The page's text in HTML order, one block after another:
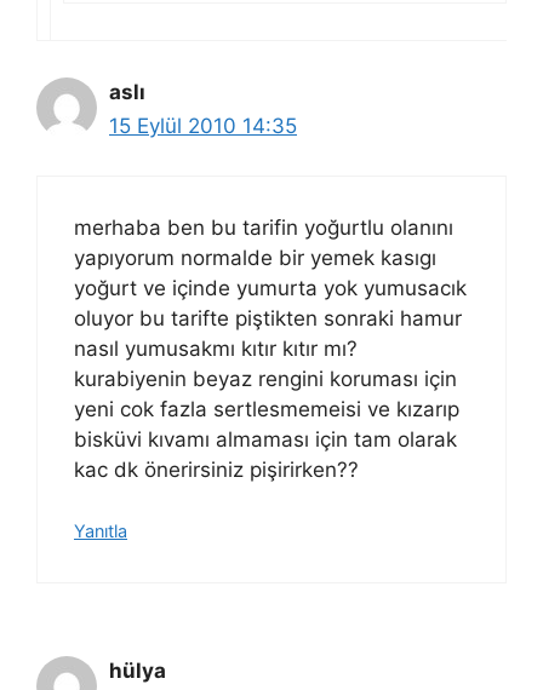
aslı
15 Eylül 2010 14:35
merhaba ben bu tarifin yoğurtlu olanını
yapıyorum normalde bir yemek kasıgı
yoğurt ve içinde yumurta yok yumusacık
oluyor bu tarifte piştikten sonraki hamur
nasıl yumusakmı kıtır kıtır mı?
kurabiyenin beyaz rengini koruması için
yeni cok fazla sertlesmemeisi ve kızarıp
bisküvi kıvamı almaması için tam olarak
kac dk önerirsiniz pişirirken??
Yanıtla
hülya